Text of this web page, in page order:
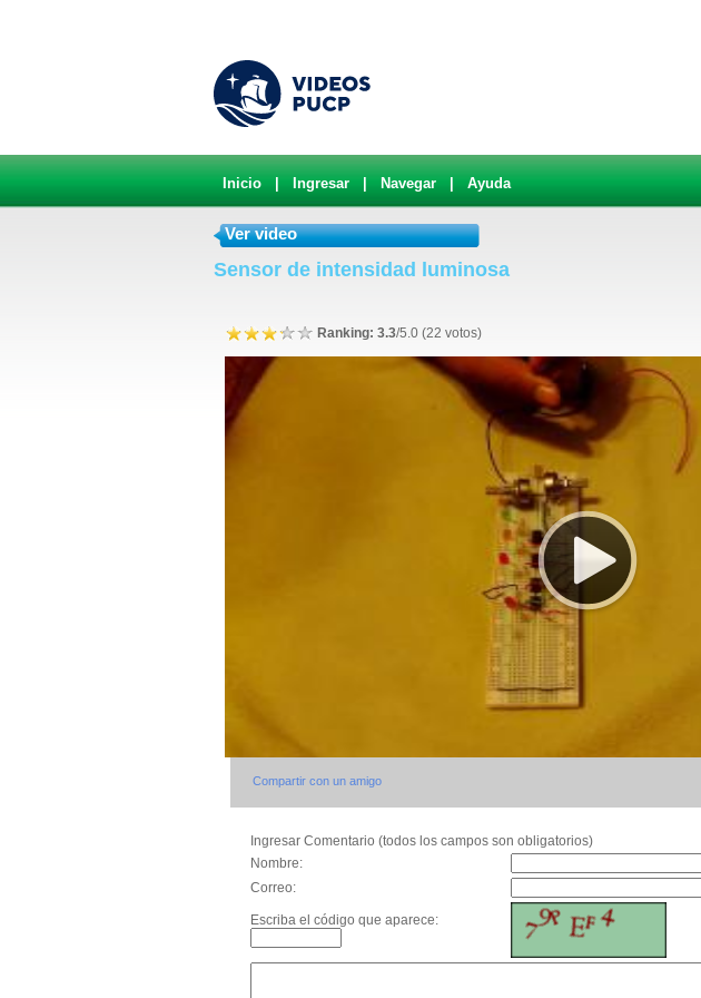
Inicio Ingresar Navegar Ayuda
Ver video
Sensor de intensidad luminosa
Ranking: 3.3/5.0 (22 votos)
Compartir con un amigo
Ingresar Comentario (todos los campos son obligatorios)
Nombre:
Correo:
Escriba el código que aparece: